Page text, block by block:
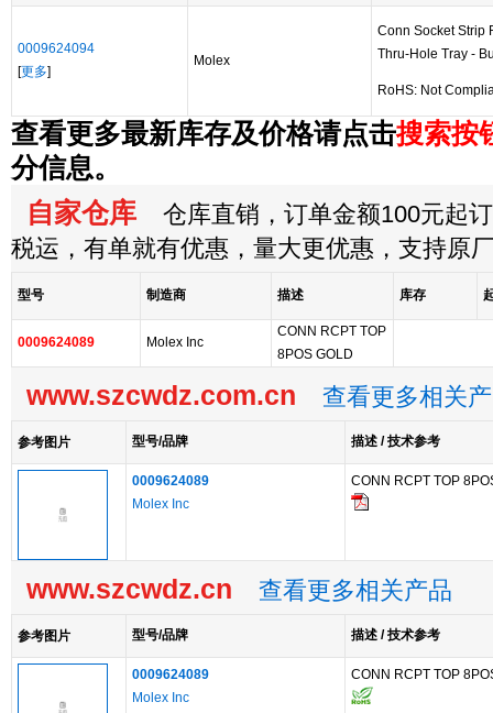
0009624094
[更多]
Molex
Conn Socket Strip
Thru-Hole Tray -
RoHS: Not
查看更多最新库存及价格请点击搜索按
分信息。
自家仓库 仓库直销，订单金额100元起
税运，有单就有优惠，量大更优惠，支持原
型号 制造商 描述 库存
0009624089 Molex Inc
CONN RCPT TOP
8POS GOLD
www.szcwdz.com.cn 查看更多相关
参考图片 型号/品牌 描述 / 技术参考
0009624089
Molex Inc
CONN RCPT TOP
www.szcwdz.cn 查看更多相关产品
参考图片 型号/品牌 描述 / 技术参考
0009624089
Molex Inc
CONN RCPT TOP